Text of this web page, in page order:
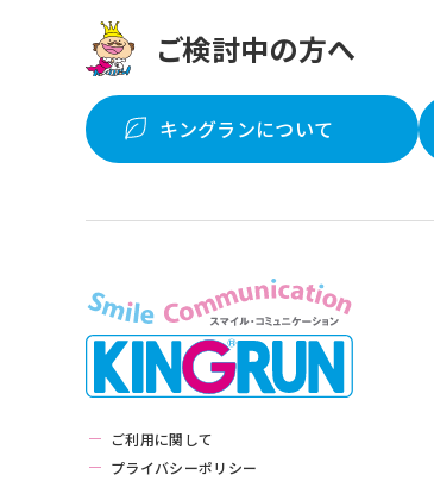
ご検討中の方へ
キングランについて
ご利用に関して
プライバシーポリシー